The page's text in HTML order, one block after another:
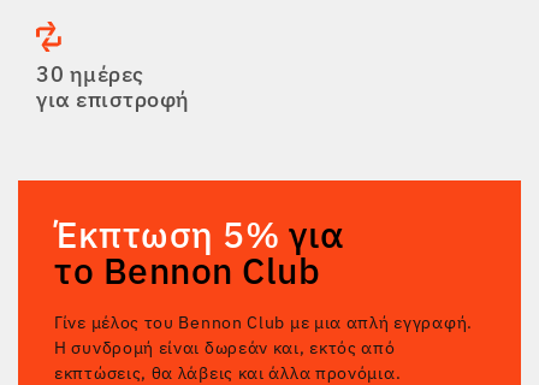
30 ημέρες
για επιστροφή
Έκπτωση 5% για
το Bennon Club
Γίνε μέλος του Bennon Club με μια απλή εγγραφή.
Η συνδρομή είναι δωρεάν και, εκτός από
εκπτώσεις, θα λάβεις και άλλα προνόμια.